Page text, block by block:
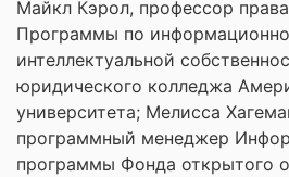
Майкл Кэрол, профессор
Программы по
интеллектуальной
юридического колледжа
университета; Мелисса
программный менеджер
программы Фонда открытого